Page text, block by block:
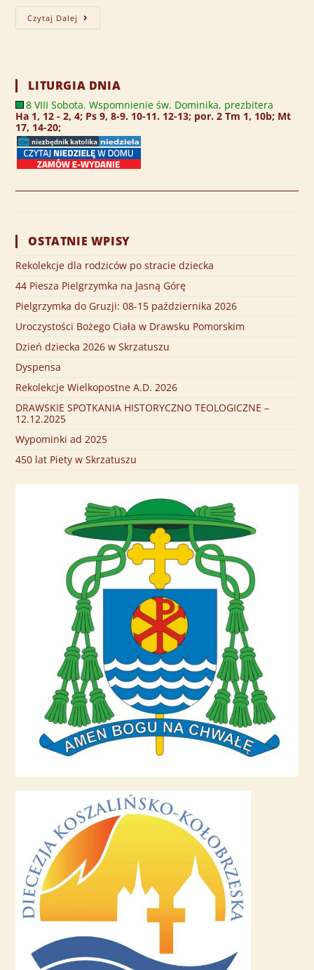
Czytaj Dalej
LITURGIA DNIA
8 VIII Sobota. Wspomnienie św. Dominika, prezbitera
Ha 1, 12 - 2, 4; Ps 9, 8-9. 10-11. 12-13; por. 2 Tm 1, 10b; Mt
17, 14-20;
OSTATNIE WPISY
Rekolekcje dla rodziców po stracie dziecka
44 Piesza Pielgrzymka na Jasną Górę
Pielgrzymka do Gruzji: 08-15 października 2026
Uroczystości Bożego Ciała w Drawsku Pomorskim
Dzień dziecka 2026 w Skrzatuszu
Dyspensa
Rekolekcje Wielkopostne A.D. 2026
DRAWSKIE SPOTKANIA HISTORYCZNO TEOLOGICZNE –
12.12.2025
Wypominki ad 2025
450 lat Piety w Skrzatuszu